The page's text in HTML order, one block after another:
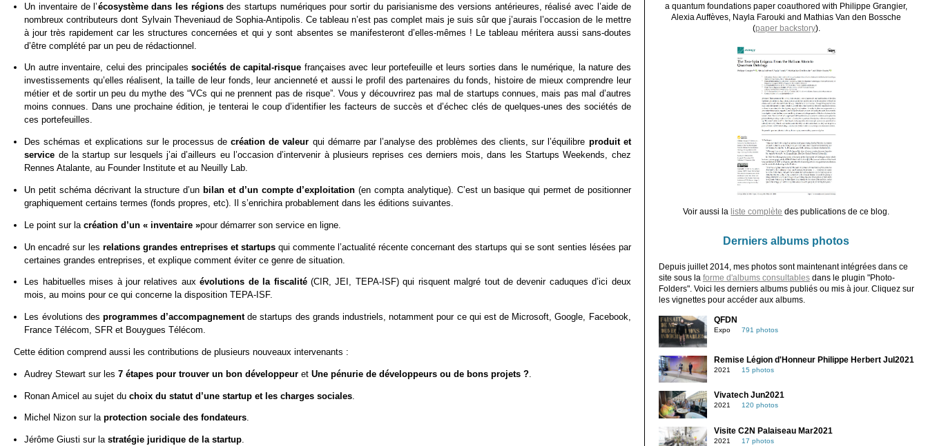
Un inventaire de l’écosystème dans les régionsdes startups numériques pour sortir du parisianisme des versions antérieures, réalisé avec l’aide de
nombreux contributeurs dont Sylvain Theveniaud de Sophia-Antipolis. Ce tableau n’est pas complet mais je suis sûr que j’aurais l’occasion de le mettre
à jour très rapidement car les structures concernées et qui y sont absentes se manifesteront d’elles-mêmes ! Le tableau méritera aussi sans-doutes
d’être complété par un peu de rédactionnel.
Un autre inventaire, celui des principalessociétés de capital-risque françaises avec leur portefeuille et leurs sorties dans le numérique, la nature des
investissements qu’elles réalisent, la taille de leur fonds, leur ancienneté et aussi le profil des partenaires du fonds, histoire de mieux comprendre leur
métier et de sortir un peu du mythe des “VCs qui ne prennent pas de risque”. Vous y découvrirez pas mal de startups connues, mais pas mal d’autres
moins connues. Dans une prochaine édition, je tenterai le coup d’identifier les facteurs de succès et d’échec clés de quelques-unes des sociétés de
ces portefeuilles.
Des schémas et explications sur le processus decréation de valeur qui démarre par l’analyse des problèmes des clients, sur l’équilibre produit et
service de la startup sur lesquels j’ai d’ailleurs eu l’occasion d’intervenir à plusieurs reprises ces derniers mois, dans les Startups Weekends, chez
Rennes Atalante, au Founder Institute et au Neuilly Lab.
Un petit schéma décrivant la structure d’un bilan et d’un compte d’exploitation(en compta analytique). C’est un basique qui permet de positionner
graphiquement certains termes (fonds propres, etc). Il s’enrichira probablement dans les éditions suivantes.
Le point sur lacréation d’un « inventaire »pour démarrer son service en ligne.
Un encadré sur les relations grandes entreprises et startups qui commente l’actualité récente concernant des startups qui se sont senties lésées par
certaines grandes entreprises, et explique comment éviter ce genre de situation.
Les habituelles mises à jour relatives auxévolutions de la fiscalité(CIR, JEI, TEPA-ISF) qui risquent malgré tout de devenir caduques d’ici deux
mois, au moins pour ce qui concerne la disposition TEPA-ISF.
Les évolutions des programmes d’accompagnementde startups des grands industriels, notamment pour ce qui est de Microsoft, Google, Facebook,
France Télécom, SFR et Bouygues Télécom.
Cette édition comprend aussi les contributions de plusieurs nouveaux intervenants :
Audrey Stewart sur les7 étapes pour trouver un bon développeuretUne pénurie de développeurs ou de bons projets ?
Ronan Amicel au sujet duchoix du statut d’une startup et les charges sociales
Michel Nizon sur laprotection sociale des fondateurs.
Jérôme Giusti sur lastratégie juridique de la startup.
a quantum foundations paper coauthored with Philippe Grangier,
Alexia Auffèves, Nayla Farouki and Mathias Van den Bossche
(paper backstory).
Voir aussi la liste complète des publications de ce blog.
Derniers albums photos
Depuis juillet 2014, mes photos sont maintenant intégrées dans ce
site sous la forme d'albums consultablesdans le plugin "Photo-
Folders". Voici les derniers albums publiés ou mis à jour. Cliquez sur
les vignettes pour accéder aux albums.
QFDN
Expo 791 photos
Remise Légion d'Honneur Philippe Herbert Jul2021
2021 15 photos
Vivatech Jun2021
2021 120 photos
Visite C2N Palaiseau Mar2021
2021 17 photos